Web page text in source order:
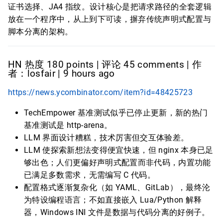
证书选择、JA4 指纹。设计核心是把请求路径的全套逻辑
放在一个程序中，从上到下可读，摒弃传统声明式配置与
脚本分离的架构。
HN 热度 180 points | 评论 45 comments | 作
者：losfair | 9 hours ago
https://news.ycombinator.com/item?id=48425723
TechEmpower 基准测试似乎已停止更新，新的热门
基准测试是 http-arena。
LLM 界面设计糟糕，技术厉害但交互体验差。
LLM 使探索新想法变得便宜快速，但 nginx 本身已足
够出色；人们更偏好声明式配置而非代码，内置功能
已满足多数需求，无需编写 C 代码。
配置格式逐渐复杂化（如 YAML、GitLab），最终沦
为特设编程语言；不如直接嵌入 Lua/Python 解释
器，Windows INI 文件是数据与代码分离的好例子。